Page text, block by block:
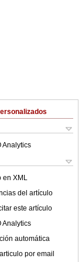
Analytics
en XML
del artículo
este artículo
Analytics
automática
por email